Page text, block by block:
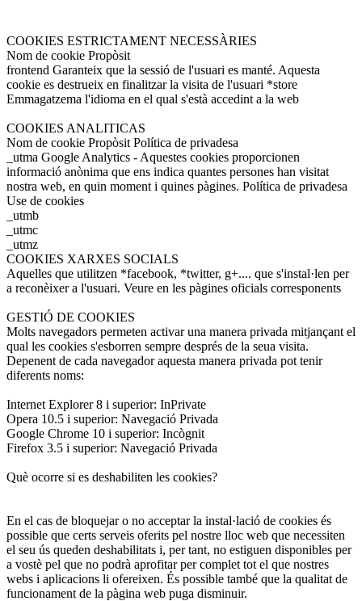
COOKIES ESTRICTAMENT NECESSÀRIES
Nom de cookie Propòsit
frontend Garanteix que la sessió de l'usuari es manté. Aquesta
cookie es destrueix en finalitzar la visita de l'usuari *store
Emmagatzema l'idioma en el qual s'està accedint a la web
COOKIES ANALITICAS
Nom de cookie Propòsit Política de privadesa
_utma Google Analytics - Aquestes cookies proporcionen
informació anònima que ens indica quantes persones han visitat
nostra web, en quin moment i quines pàgines. Política de privadesa
Use de cookies
_utmb
_utmc
_utmz
COOKIES XARXES SOCIALS
Aquelles que utilitzen *facebook, *twitter, g+.... que s'instal·len per
a reconèixer a l'usuari. Veure en les pàgines oficials corresponents
GESTIÓ DE COOKIES
Molts navegadors permeten activar una manera privada mitjançant el
qual les cookies s'esborren sempre després de la seua visita.
Depenent de cada navegador aquesta manera privada pot tenir
diferents noms:
Internet Explorer 8 i superior: InPrivate
Opera 10.5 i superior: Navegació Privada
Google Chrome 10 i superior: Incògnit
Firefox 3.5 i superior: Navegació Privada
Què ocorre si es deshabiliten les cookies?
En el cas de bloquejar o no acceptar la instal·lació de cookies és
possible que certs serveis oferits pel nostre lloc web que necessiten
el seu ús queden deshabilitats i, per tant, no estiguen disponibles per
a vostè pel que no podrà aprofitar per complet tot el que nostres
webs i aplicacions li ofereixen. És possible també que la qualitat de
funcionament de la pàgina web puga disminuir.